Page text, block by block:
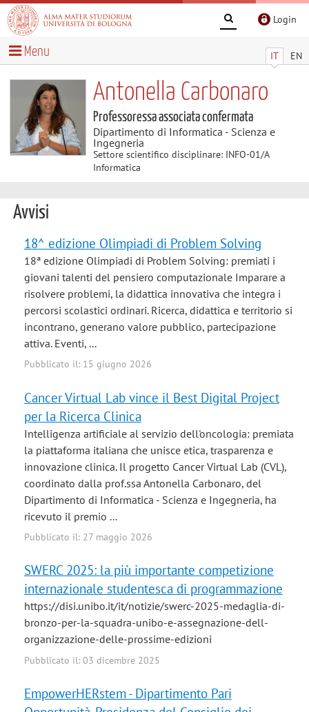
Login
IT EN
Menu
Antonella Carbonaro
Professoressa associata confermata
Dipartimento di Informatica - Scienza e
Ingegneria
Settore scientifico disciplinare: INFO-01/A
Informatica
Avvisi
18^ edizione Olimpiadi di Problem Solving
18ª edizione Olimpiadi di Problem Solving: premiati i
giovani talenti del pensiero computazionale Imparare a
risolvere problemi, la didattica innovativa che integra i
percorsi scolastici ordinari. Ricerca, didattica e territorio si
incontrano, generano valore pubblico, partecipazione
attiva. Eventi, ...
Pubblicato il: 15 giugno 2026
Cancer Virtual Lab vince il Best Digital Project
per la Ricerca Clinica
Intelligenza artificiale al servizio dell'oncologia: premiata
la piattaforma italiana che unisce etica, trasparenza e
innovazione clinica. Il progetto Cancer Virtual Lab (CVL),
coordinato dalla prof.ssa Antonella Carbonaro, del
Dipartimento di Informatica - Scienza e Ingegneria, ha
ricevuto il premio ...
Pubblicato il: 27 maggio 2026
SWERC 2025: la più importante competizione
internazionale studentesca di programmazione
https://disi.unibo.it/it/notizie/swerc-2025-medaglia-di-
bronzo-per-la-squadra-unibo-e-assegnazione-dell-
organizzazione-delle-prossime-edizioni
Pubblicato il: 03 dicembre 2025
EmpowerHERstem - Dipartimento Pari